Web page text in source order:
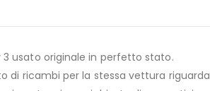
3 usato originale in perfetto stato.
di ricambi per la stessa vettura